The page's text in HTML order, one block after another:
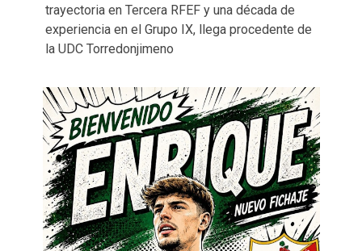
trayectoria en Tercera RFEF y una década de
experiencia en el Grupo IX, llega procedente de
la UDC Torredonjimeno